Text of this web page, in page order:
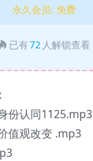
永久会员: 免费
已有72 人解锁查看
份认同1125.mp3
值观改变 .mp3